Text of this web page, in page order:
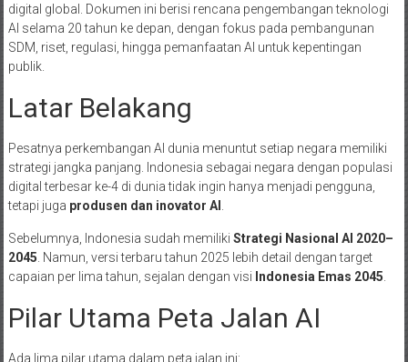
digital global. Dokumen ini berisi rencana pengembangan teknologi
AI selama 20 tahun ke depan, dengan fokus pada pembangunan
SDM, riset, regulasi, hingga pemanfaatan AI untuk kepentingan
publik.
Latar Belakang
Pesatnya perkembangan AI dunia menuntut setiap negara memiliki
strategi jangka panjang. Indonesia sebagai negara dengan populasi
digital terbesar ke-4 di dunia tidak ingin hanya menjadi pengguna,
tetapi juga produsen dan inovator AI
Sebelumnya, Indonesia sudah memiliki Strategi Nasional AI 2020–
2045 . Namun, versi terbaru tahun 2025 lebih detail dengan target
capaian per lima tahun, sejalan dengan visi Indonesia Emas 2045
Pilar Utama Peta Jalan AI
Ada lima pilar utama dalam peta jalan ini: